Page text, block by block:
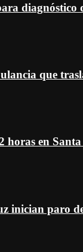
que
horas en
inician paro